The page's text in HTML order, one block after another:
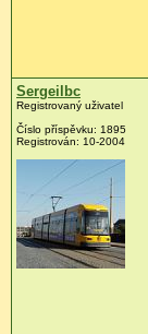
Sergeilbc
Registrovaný uživatel
Číslo příspěvku: 1895
Registrován: 10-2004